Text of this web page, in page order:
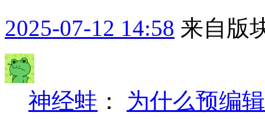
2025-07-12 14:58 来自版
神经蛙 ： 为什么预编